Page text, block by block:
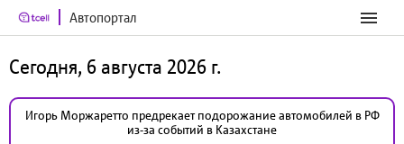
Автопортал
Сегодня, 6 августа 2026 г.
Игорь Моржаретто предрекает подорожание автомобилей в РФ
из-за событий в Казахстане